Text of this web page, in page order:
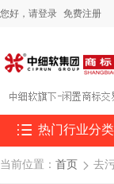
您好， 请登录 免费注册
 热门行业分类
当前位置： 首页  去